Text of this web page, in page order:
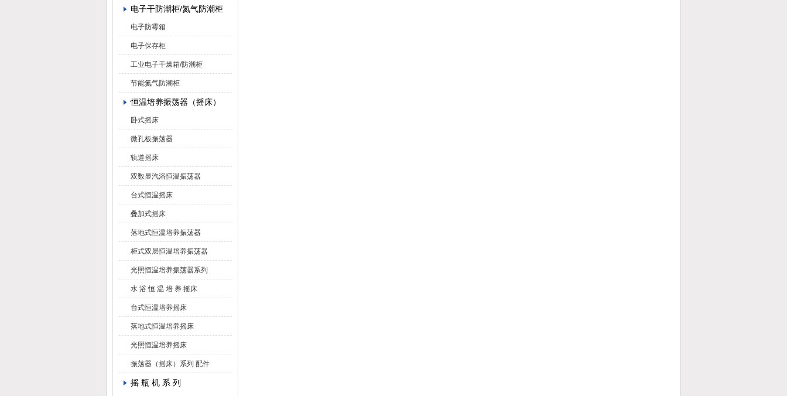
电子干防潮柜/氮气防潮柜
电子防霉箱
电子保存柜
工业电子干燥箱/防潮柜
节能氮气防潮柜
恒温培养振荡器（摇床）
卧式摇床
微孔板振荡器
轨道摇床
双数显汽浴恒温振荡器
台式恒温摇床
叠加式摇床
落地式恒温培养振荡器
柜式双层恒温培养振荡器
光照恒温培养振荡器系列
水 浴 恒 温 培 养 摇床
台式恒温培养摇床
落地式恒温培养摇床
光照恒温培养摇床
振荡器（摇床）系列 配件
摇 瓶 机 系 列